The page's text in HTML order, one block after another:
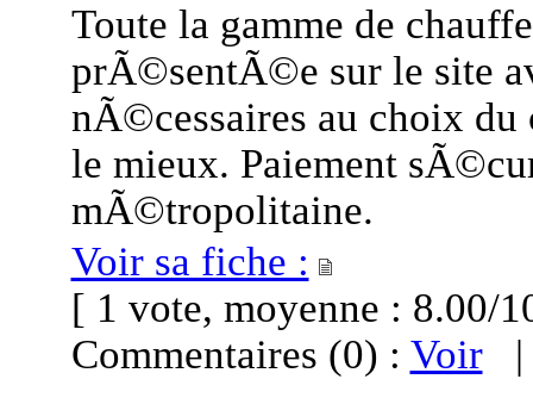
Toute la gamme de
prÃ©sentÃ©e sur le site
nÃ©cessaires au choix du
le mieux. Paiement
mÃ©tropolitaine.
Voir sa fiche :
[ 1 vote, moyenne :
Commentaires (0) : Voir